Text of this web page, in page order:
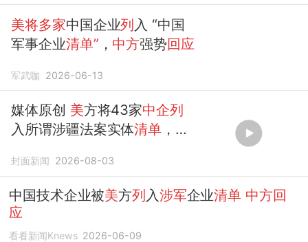
美将多家中国企业列 入 “中国
军事企业清单” ， 中方强势回应
军武咖 2026-06-13
媒体原创 美方将43家中企列
入所谓涉疆法案实体清单 ，中
封面新闻 2026-08-03
中国技术企业被美方列 入涉军企业清单 中方回
应
看看新闻Knews 2026-06-09